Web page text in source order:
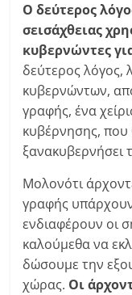
Ο δεύτερος
σεισάχθειας
κυβερνώντες
δεύτερος λόγος,
κυβερνώντων,
γραφής, ένα
κυβέρνησης, που
ξανακυβερνήσει
Μολονότι
γραφής
ενδιαφέρουν οι
καλούμεθα να
δώσουμε την
χώρας. Οι